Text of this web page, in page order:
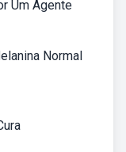
Um Agente
Normal